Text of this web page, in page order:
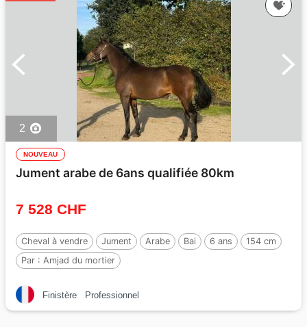
2
NOUVEAU
Jument arabe de 6ans qualifiée 80km
7 528 CHF
Cheval à vendre Jument Arabe Bai 6 ans
154 cm
Par : Amjad du mortier
Finistère Professionnel